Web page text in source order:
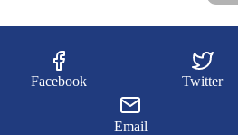
Facebook Twitter
Email